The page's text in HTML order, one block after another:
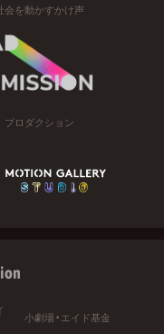
会を動かすかけ声
プロダクション
小劇場・エイド基金